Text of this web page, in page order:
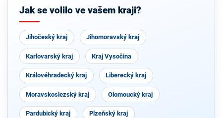
TOP 09
Jak se volilo ve vašem kraji?
Jihočeský kraj Jihomoravský kraj
Karlovarský kraj Kraj Vysočina
Královéhradecký kraj Liberecký kraj
Moravskoslezský kraj Olomoucký kraj
Pardubický kraj Plzeňský kraj